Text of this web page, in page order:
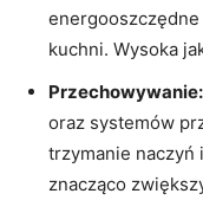
kuchni. Wysoka
Przechowywanie:
oraz systemów
trzymanie naczyń
znacząco